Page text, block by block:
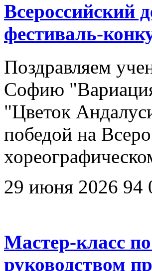
Всероссийский
фестиваль-
Поздравляем
Софию
"Цветок
победой на
29 июня 2026 94
Мастер-класс
руководством